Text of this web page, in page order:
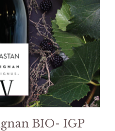
BIO- IGP